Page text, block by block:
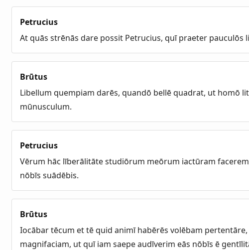
Petrucius
At quās strēnās dare possit Petrucius, quī praeter pauculōs
Brūtus
Libellum quempiam darēs, quandō bellē quadrat, ut homō
mūnusculum.
Petrucius
Vērum hāc līberālitāte studiōrum meōrum iactūram
nōbīs suādēbis.
Brūtus
Iocābar tēcum et tē quid animī habērēs volēbam
magnifaciam, ut quī iam saepe audīverim eās nōbīs ē